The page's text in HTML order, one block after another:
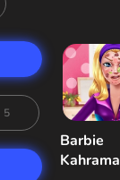
5
Barbie